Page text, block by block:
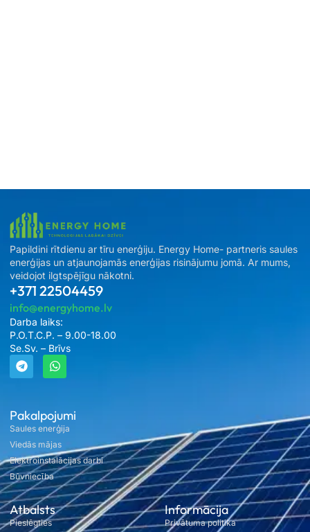
Pakalpojumi
Saules enerģija
Viedās mājas
Elektroinstalācijas darbi
Būvniecība
Atbalsts
Pieslēgties
Informācija
Privātuma politika
Papildini rītdienu ar tīru enerģiju. Energy Home- partneris saules
enerģijas un atjaunojamās enerģijas risinājumu jomā. Ar mums,
veidojot ilgtspējīgu nākotni.
+371 22504459
info@energyhome.lv
Darba laiks:
P.O.T.C.P. – 9.00-18.00
Se.Sv. – Brīvs